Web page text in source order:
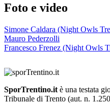
Foto e video
Simone Caldara (Night Owls
Mauro Pederzolli
Francesco Frenez (Night Owls
SporTrentino.it è una testata
Tribunale di Trento (aut. n.